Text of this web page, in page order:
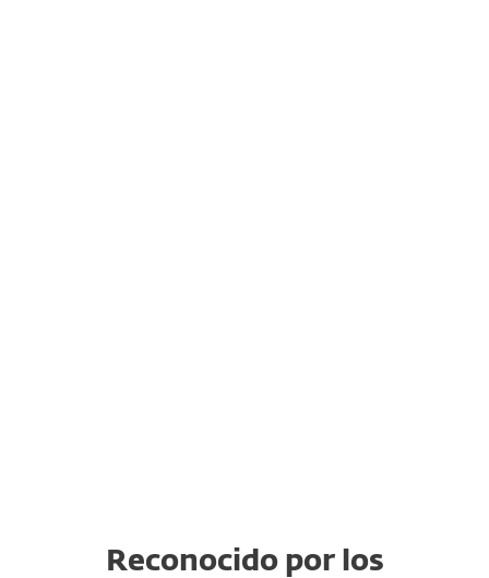
Reconocido por los